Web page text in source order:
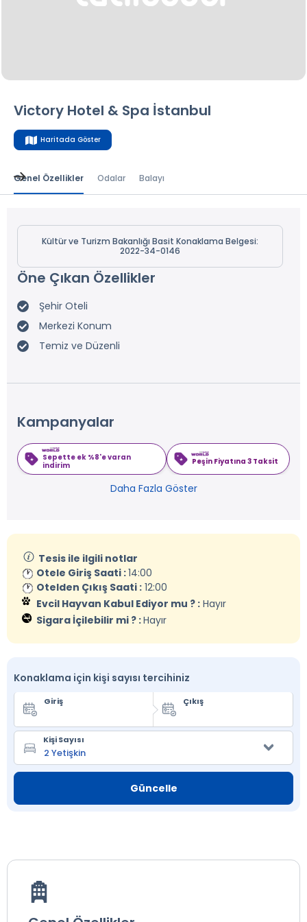
Victory Hotel & Spa İstanbul
Haritada Göster
Genel Özellikler Odalar Balayı
Kültür ve Turizm Bakanlığı Basit Konaklama Belgesi:
2022-34-0146
Öne Çıkan Özellikler
Şehir Oteli
Merkezi Konum
Temiz ve Düzenli
Kampanyalar
Sepette ek %8'e varan
indirim
Peşin Fiyatına 3 Taksit
Daha Fazla Göster
Tesis ile ilgili notlar
Otele Giriş Saati :14:00
Otelden Çıkış Saati : 12:00
Evcil Hayvan Kabul Ediyor mu ? : Hayır
Sigara İçilebilir mi ? :Hayır
Konaklama için kişi sayısı tercihiniz
Giriş Çıkış
Kişi Sayısı
Güncelle